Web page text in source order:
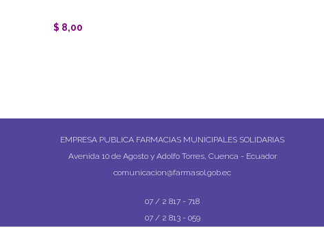
$ 8,00
EMPRESA PUBLICA FARMACIAS MUNICIPALES SOLIDARIAS
Avenida 10 de Agosto y Adolfo Torres, Cuenca - Ecuador
comunicacion@farmasol.gob.ec
07 / 2 817 - 718
07 / 2 813 - 059